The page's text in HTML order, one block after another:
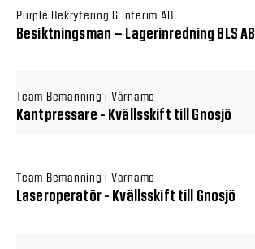
Purple Rekrytering & Interim AB
Besiktningsman – Lagerinredning BLS AB
Team Bemanning i Värnamo
Kantpressare - Kvällsskift till Gnosjö
Team Bemanning i Värnamo
Laseroperatör - Kvällsskift till Gnosjö